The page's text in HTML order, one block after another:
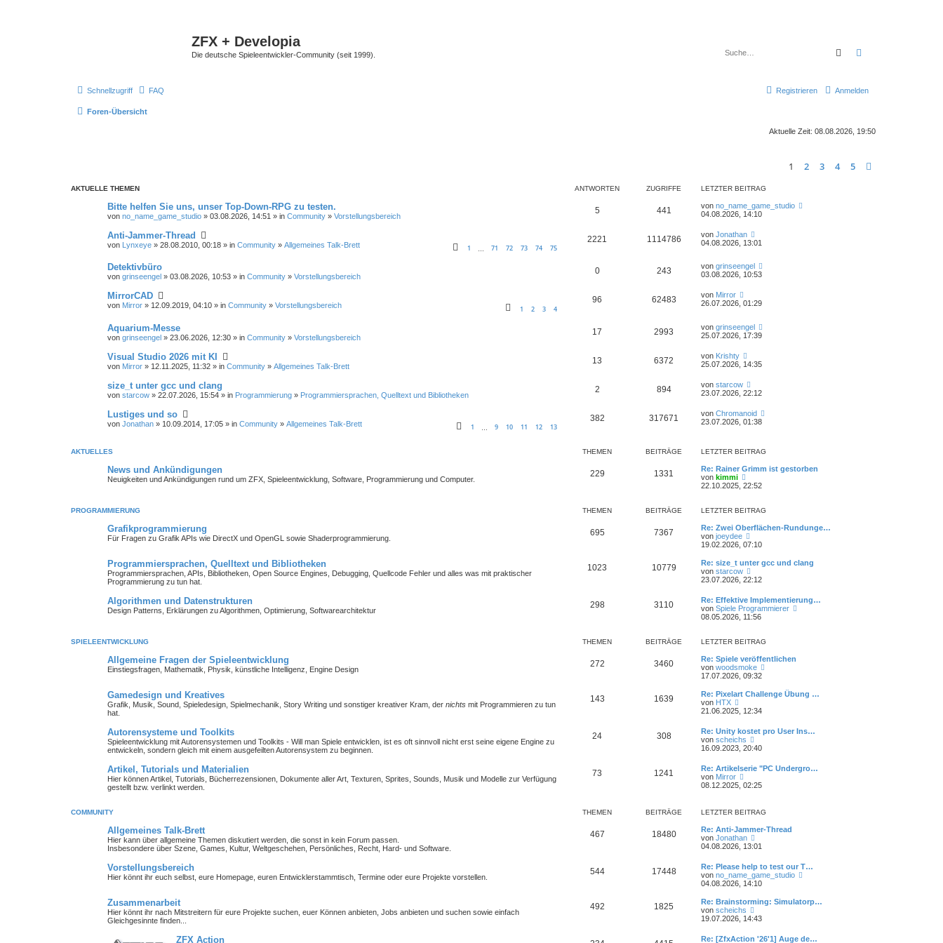
ZFX + Developia
Die deutsche Spieleentwickler-Community (seit 1999). Suche
Schnellzugriff FAQ Anmelden
Registrieren
Foren-Übersicht
Aktuelle Zeit: 08.08.2026, 19:50
1 2 3 4 5
AKTUELLE THEMEN ANTWORTEN ZUGRIFFE LETZTER BEITRAG
Bitte helfen Sie uns, unser Top-Down-RPG zu testen.
von no_name_game_studio » 03.08.2026, 14:51 » in Community » Vorstellungsbereich
5 441 von no_name_game_studio
04.08.2026, 14:10
Anti-Jammer-Thread
1 71 72 73 74 75
von Lynxeye » 28.08.2010, 00:18 » in Community » Allgemeines Talk-Brett
2221 1114786 von Jonathan
04.08.2026, 13:01
Detektivbüro
von grinseengel » 03.08.2026, 10:53 » in Community » Vorstellungsbereich
0 243 von grinseengel
03.08.2026, 10:53
MirrorCAD
1 2 3 4
von Mirror » 12.09.2019, 04:10 » in Community » Vorstellungsbereich
96 62483 von Mirror
26.07.2026, 01:29
Aquarium-Messe
von grinseengel » 23.06.2026, 12:30 » in Community » Vorstellungsbereich
17 2993 von grinseengel
25.07.2026, 17:39
Visual Studio 2026 mit KI
von Mirror » 12.11.2025, 11:32 » in Community » Allgemeines Talk-Brett
13 6372 von Krishty
25.07.2026, 14:35
size_t unter gcc und clang
von starcow » 22.07.2026, 15:54 » in Programmierung » Programmiersprachen, Quelltext und Bibliotheken
2 894 von starcow
23.07.2026, 22:12
Lustiges und so
1 9 10 11 12 13
von Jonathan » 10.09.2014, 17:05 » in Community » Allgemeines Talk-Brett
382 317671 von Chromanoid
23.07.2026, 01:38
AKTUELLES THEMEN BEITRÄGE LETZTER BEITRAG
News und Ankündigungen
Neuigkeiten und Ankündigungen rund um ZFX, Spieleentwicklung, Software, Programmierung und Computer.
229 1331
Re: Rainer Grimm ist gestorben
von kimmi
e
s
e
r
B
i
t
r
22.10.2025, 22:52
PROGRAMMIERUNG THEMEN BEITRÄGE LETZTER BEITRAG
Grafikprogrammierung
Für Fragen zu Grafik APIs wie DirectX und OpenGL sowie Shaderprogrammierung.
695 7367
Re: Zwei Oberflächen-Rundunge…
von joeydee
e
e
t
B
e
i
a
19.02.2026, 07:10
Programmiersprachen, Quelltext und Bibliotheken
Programmiersprachen, APIs, Bibliotheken, Open Source Engines, Debugging, Quellcode Fehler und alles was mit praktischer
Programmierung zu tun hat.
1023 10779
Re: size_t unter gcc und clang
von starcow
e
s
t
e
B
e
i
t
r
a
23.07.2026, 22:12
Algorithmen und Datenstrukturen
Design Patterns, Erklärungen zu Algorithmen, Optimierung, Softwarearchitektur
298 3110
Re: Effektive Implementierung…
von Spiele Programmierer
i
08.05.2026, 11:56
SPIELEENTWICKLUNG THEMEN BEITRÄGE LETZTER BEITRAG
Allgemeine Fragen der Spieleentwicklung
Einstiegsfragen, Mathematik, Physik, künstliche Intelligenz, Engine Design
272 3460
Re: Spiele veröffentlichen
von woodsmoke
e
B
r
17.07.2026, 09:32
Gamedesign und Kreatives
Grafik, Musik, Sound, Spieledesign, Spielmechanik, Story Writing und sonstiger kreativer Kram, der nichts mit Programmieren zu tun
hat.
143 1639
Re: Pixelart Challenge Übung …
von HTX
e
s
t
e
B
e
a
21.06.2025, 12:34
Autorensysteme und Toolkits
Spieleentwicklung mit Autorensystemen und Toolkits - Will man Spiele entwicklen, ist es oft sinnvoll nicht erst seine eigene Engine zu
entwickeln, sondern gleich mit einem ausgefeilten Autorensystem zu beginnen.
24 308
Re: Unity kostet pro User Ins…
von scheichs
e
e
s
t
e
e
t
a
16.09.2023, 20:40
Artikel, Tutorials und Materialien
Hier können Artikel, Tutorials, Bücherrezensionen, Dokumente aller Art, Texturen, Sprites, Sounds, Musik und Modelle zur Verfügung
gestellt bzw. verlinkt werden.
73 1241
Re: Artikelserie "PC Undergro…
von Mirror
e
s
e
r
B
t
r
a
08.12.2025, 02:25
COMMUNITY THEMEN BEITRÄGE LETZTER BEITRAG
Allgemeines Talk-Brett
Hier kann über allgemeine Themen diskutiert werden, die sonst in kein Forum passen.
Insbesondere über Szene, Games, Kultur, Weltgeschehen, Persönliches, Recht, Hard- und Software.
467 18480
Re: Anti-Jammer-Thread
von Jonathan
e
e
s
t
e
B
i
r
04.08.2026, 13:01
Vorstellungsbereich
Hier könnt ihr euch selbst, eure Homepage, euren Entwicklerstammtisch, Termine oder eure Projekte vorstellen.
544 17448
Re: Please help to test our T…
von no_name_game_studio
e
04.08.2026, 14:10
Zusammenarbeit
Hier könnt ihr nach Mitstreitern für eure Projekte suchen, euer Können anbieten, Jobs anbieten und suchen sowie einfach
Gleichgesinnte finden...
492 1825
Re: Brainstorming: Simulatorp…
von scheichs
e
e
19.07.2026, 14:43
ZFX Action
Re: [ZfxAction '26'1] Auge de…